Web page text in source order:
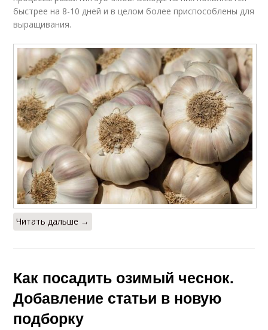
быстрее на 8-10 дней и в целом более приспособлены для
выращивания.
Читать дальше →
Как посадить озимый чеснок.
Добавление статьи в новую
подборку